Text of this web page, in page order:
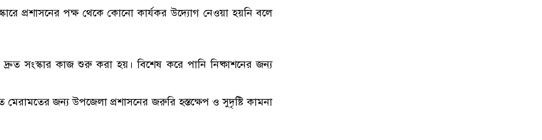
প্রশাসনের পক্ষ থেকে কোনো কার্যকর উদ্যোগ নেওয়া হয়নি বলে
সংস্কার কাজ শুরু করা হয়। বিশেষ করে পানি নিষ্কাশনের জন্য
জন্য উপজেলা প্রশাসনের জরুরি হস্তক্ষেপ ও সুদৃষ্টি কামনা